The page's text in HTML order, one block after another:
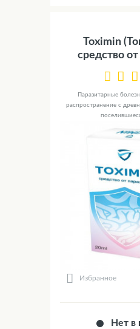
Toximin
средство
Паразитарные
распространение с
Избранное
Нет в